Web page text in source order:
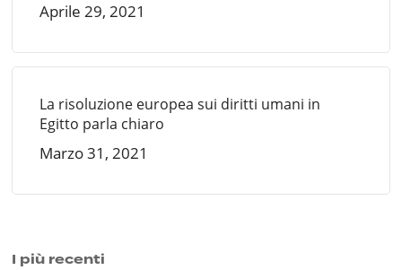
Aprile 29, 2021
La risoluzione europea sui diritti umani in
Egitto parla chiaro
Marzo 31, 2021
I più recenti